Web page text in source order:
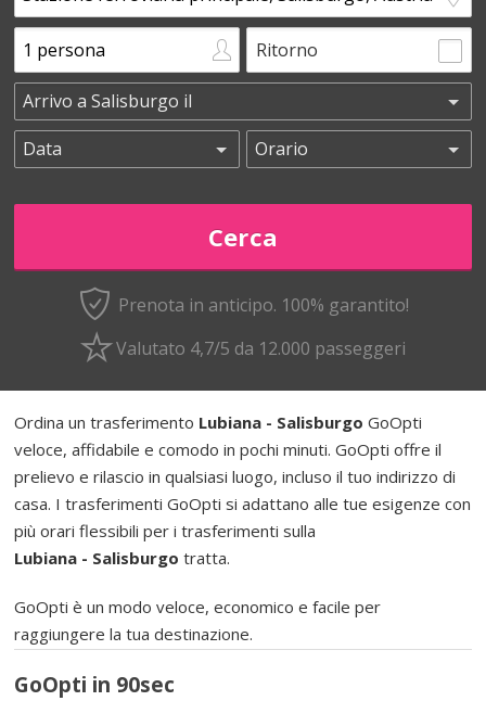
Ritorno
Prenota in anticipo. 100% garantito!
Valutato 4,7/5 da 12.000 passeggeri
Ordina un trasferimento Lubiana - Salisburgo GoOpti
veloce, affidabile e comodo in pochi minuti. GoOpti offre il
prelievo e rilascio in qualsiasi luogo, incluso il tuo indirizzo di
casa. I trasferimenti GoOpti si adattano alle tue esigenze con
più orari flessibili per i trasferimenti sulla
Lubiana - Salisburgo tratta.
GoOpti è un modo veloce, economico e facile per
raggiungere la tua destinazione.
GoOpti in 90sec